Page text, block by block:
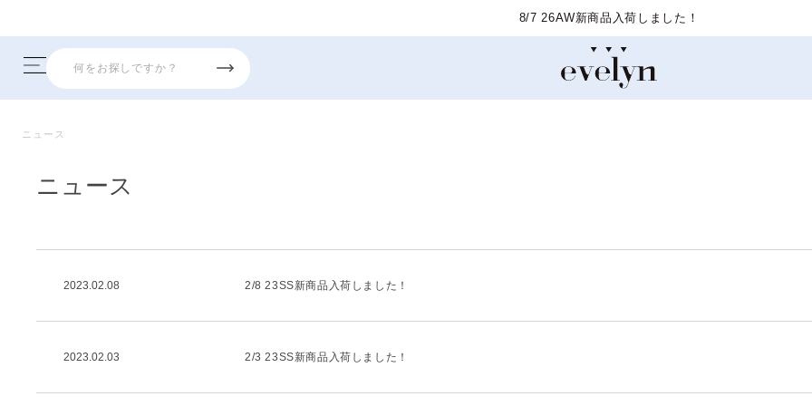
8/7 26AW新商品入荷しました！
ニュース
ニュース
2023.02.08 2/8 23SS新商品入荷しました！
2023.02.03 2/3 23SS新商品入荷しました！